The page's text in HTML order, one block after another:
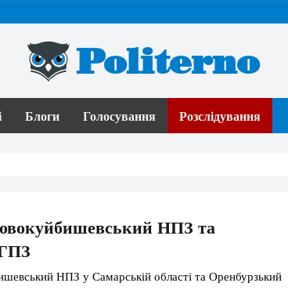
Politerno
Блоги Голосування Розслідування
НПЗ та
НПЗ у Самарській області та Оренбурзький